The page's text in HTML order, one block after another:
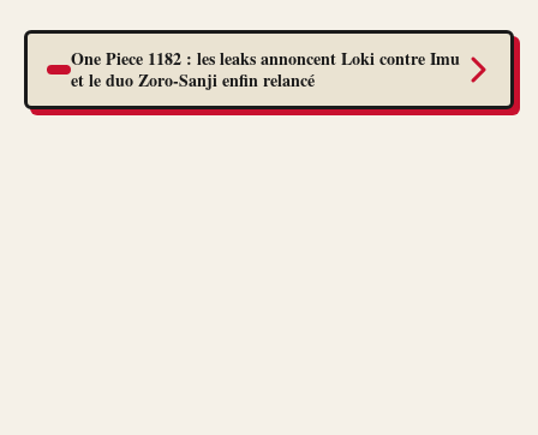
One Piece 1182 : les leaks annoncent Loki contre Imu
et le duo Zoro-Sanji enfin relancé